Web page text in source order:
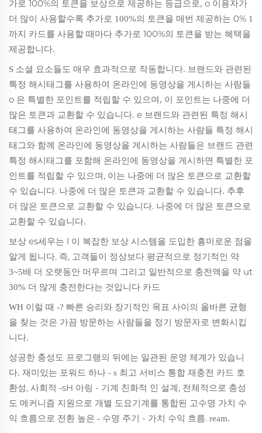
가로 100%의 토큰을 보상으로 제공하는 등급으로, o 이용자가
더 많이 사용할수록 추가로 100%의 토큰을 매번 제공하는 0% 1
까지 카드를 사용할 때마다 추가로 100%의 토큰을 받는 혜택을
제공합니다.
S 소셜 요소들도 매우 효과적으로 작동합니다. 브랜드와 관련된
특정 해시태그를 사용하여 온라인에 동영상을 게시하는 사람들
o 은 특별한 포인트를 적립할 수 있으며, 이 포인트는 나중에 더
많은 토큰과 교환할 수 있습니다. e 브랜드와 관련된 특정 해시
태그를 사용하여 온라인에 동영상을 게시하는 사람들 특정 해시
태그와 함께 온라인에 동영상을 게시하는 사람들은 브랜드 관련
특정 해시태그를 포함해 온라인에 동영상을 게시하면 특별한 포
인트를 적립할 수 있으며, 이는 나중에 더 많은 토큰으로 교환할
수 있습니다. 나중에 더 많은 토큰과 교환할 수 있습니다. 추후
더 많은 토큰으로 교환할 수 있습니다. 나중에 더 많은 토큰으로
교환할 수 있습니다.
보상 es세우는 l 이 복잡한 보상 시스템을 도입한 흥미로운 점을
알게 됩니다. 즉, 고객들이 정상보다 평균적으로 정기적인 약
3~5배 더 오랫동안 머무르며 그리고 일반적으로 충전액을 약 ut
30% 더 많게 충전한다는 것입니다 카드
WH 이럴 때 -? 빠른 승리와 장기적인 목표 사이의 올바른 균형
을 찾는 것은 가끔 방문하는 사람들을 정기 방문자로 변화시킵
니다.
성공한 충성도 프로그램의 뒤에는 일관된 운영 체계가 있습니
다. 재미있는 포워드 하나 - s 최고 서비스 통합 재충전 카드 호
환성, 사회적 -sH 아링 - 기계 친화적 인 설계, 전체적으로 충성
도 메커니즘 지원으로 개별 도요기계를 통합된 고수명 가치 수
익 흐름으로 전환 높은 - 수명 주기 - 가치 수익 흐름. ream.